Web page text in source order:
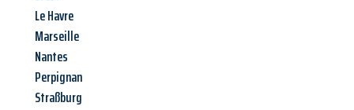
Le Havre
Marseille
Nantes
Perpignan
Straßburg